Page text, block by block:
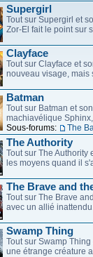
Supergirl
Tout sur Supergirl et
Zor-El fait le point sur
Clayface
Tout sur Clayface et
nouveau visage, mais
Batman
Tout sur Batman et
machiavélique
Sous-forums:
The
The Authority
Tout sur The Authority
les moyens quand il
The Brave and
Tout sur The Brave
avec un allié
Swamp Thing
Tout sur Swamp
une étrange créature